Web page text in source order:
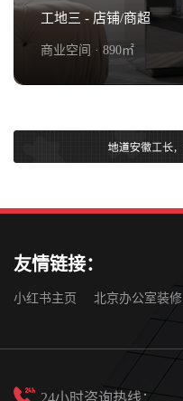
工地三 - 店铺/商超
商业空间 · 890㎡
友情链接：
小红书主页 北京办公室装修